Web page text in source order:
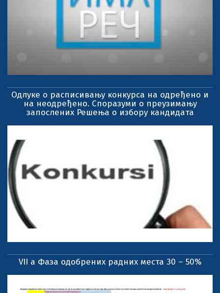
Одлуке о расписивању конкурса на одређено и
на неодређено. Споразуми о преузимању
запослених Решења о избору кандидата
VII a Фаза одобрених радних места 30 – 50%